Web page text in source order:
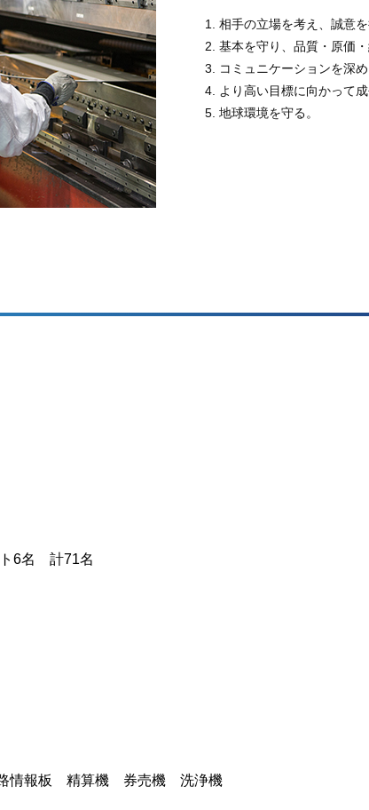
1. 相手の立場を考え、誠意を
2. 基本を守り、品質・原価・
3. コミュニケーションを深
4. より高い目標に向かって成
5. 地球環境を守る。
6名 計71名
路情報板 精算機 券売機 洗浄機